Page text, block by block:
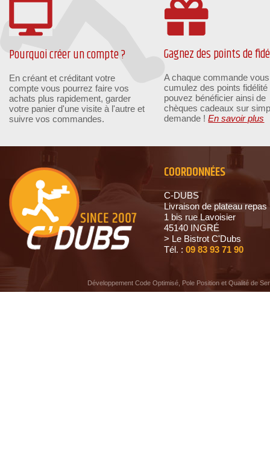
Pourquoi créer un compte ?
En créant et créditant votre
compte vous pourrez faire vos
achats plus rapidement, garder
votre panier d'une visite à l'autre et
suivre vos commandes.
Gagnez des points de
A chaque commande vous
cumulez des points
pouvez bénéficier ainsi de
chèques cadeaux sur
demande !En savoir plus
COORDONNÉES
C-DUBS
Livraison de plateau repas
1 bis rue Lavoisier
45140 INGRÉ
> Le Bistrot C'Dubs
Tél. :09 83 93 71 90
Développement Code Optimisé, Pole Position et Qualité de